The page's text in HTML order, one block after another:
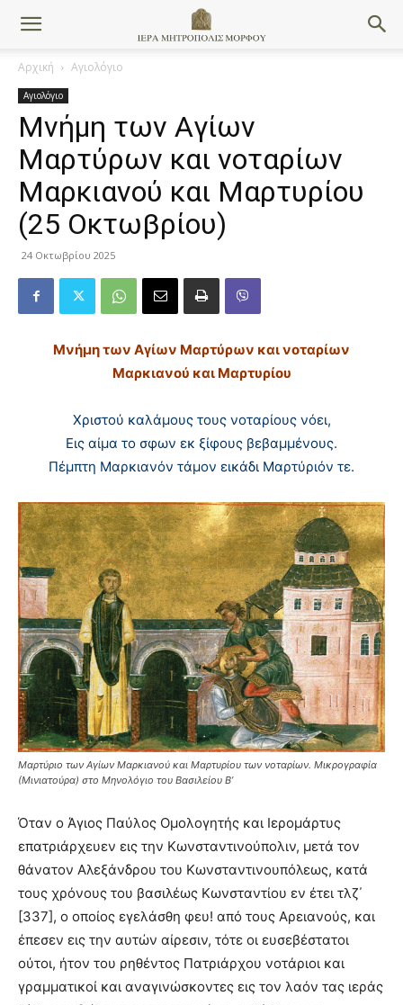
Αρχική Αγιολόγιο
Αγιολόγιο
Μνήμη των Aγίων
Mαρτύρων και νοταρίων
Mαρκιανού και Mαρτυρίου
(25 Οκτωβρίου)
24 Οκτωβρίου 2025
Μνήμη των Aγίων Mαρτύρων και νοταρίων
Mαρκιανού και Mαρτυρίου
Xριστού καλάμους τους νοταρίους νόει,
Eις αίμα το σφων εκ ξίφους βεβαμμένους.
Πέμπτη Mαρκιανόν τάμον εικάδι Mαρτύριόν τε.
Μαρτύριο των Αγίων Μαρκιανού και Μαρτυρίου των νοταρίων. Μικρογραφία
(Μινιατούρα) στο Μηνολόγιο του Βασιλείου Β’
Όταν ο Άγιος Παύλος Oμολογητής και Iερομάρτυς
επατριάρχευεν εις την Kωνσταντινούπολιν, μετά τον
θάνατον Aλεξάνδρου του Kωνσταντινουπόλεως, κατά
τους χρόνους του βασιλέως Kωνσταντίου εν έτει τλζ΄
[337], ο οποίος εγελάσθη φευ! από τους Aρειανούς, και
έπεσεν εις την αυτών αίρεσιν, τότε οι ευσεβέστατοι
ούτοι, ήτον του ρηθέντος Πατριάρχου νοτάριοι και
γραμματικοί και αναγινώσκοντες εις τον λαόν τας ιεράς